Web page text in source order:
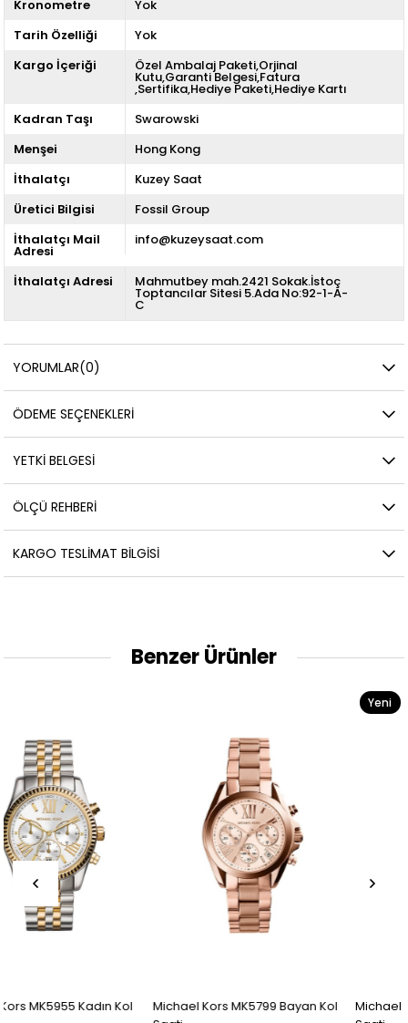
Kronometre
Yok
Tarih Özelliği
Yok
Kargo İçeriği
Özel Ambalaj Paketi,Orjinal
Kutu,Garanti Belgesi,Fatura
,Sertifika,Hediye Paketi,Hediye Kartı
Kadran Taşı
Swarowski
Menşei
Hong Kong
İthalatçı
Kuzey Saat
Üretici Bilgisi
Fossil Group
İthalatçı Mail
Adresi
info@kuzeysaat.com
İthalatçı Adresi Mahmutbey mah.2421 Sokak.İstoç
Toptancılar Sitesi 5.Ada No:92-1-A-
C
YORUMLAR(0)
ÖDEME SEÇENEKLERI
YETKİ BELGESİ
ÖLÇÜ REHBERI
KARGO TESLIMAT BILGISI
Benzer Ürünler
Michael Kors MK5799 Bayan Kol
Michael Kors MK5798 Bayan Kol